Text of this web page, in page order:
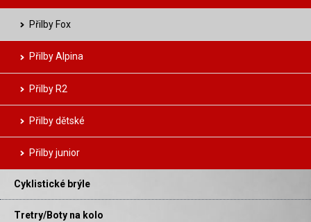
Přilby Fox
Přilby Alpina
Přilby R2
Přilby dětské
Přilby junior
Cyklistické brýle
Tretry/Boty na kolo